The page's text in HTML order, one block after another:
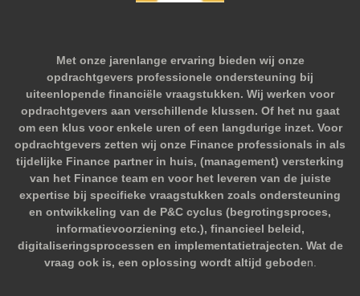
Met onze jarenlange ervaring bieden wij onze
opdrachtgevers professionele ondersteuning bij
uiteenlopende financiële vraagstukken. Wij werken voor
opdrachtgevers aan verschillende klussen. Of het nu gaat
om een klus voor enkele uren of een langdurige inzet. Voor
opdrachtgevers zetten wij onze Finance professionals in als
tijdelijke Finance partner in huis, (management) versterking
van het Finance team en voor het leveren van de juiste
expertise bij specifieke vraagstukken zoals ondersteuning
en ontwikkeling van de P&C cyclus (begrotingsproces,
informatievoorziening etc.), financieel beleid,
digitaliseringsprocessen en implementatietrajecten. Wat de
vraag ook is, een oplossing wordt altijd geboden.